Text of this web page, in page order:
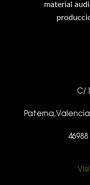
material
C/